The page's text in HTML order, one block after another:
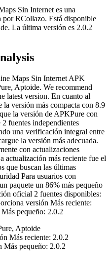
Sin Internet es una
por RCollazo. Está disponible
La última versión es 2.0.2
Maps Sin Internet APK
Aptoide. We recommend
latest version. En cuanto al
versión más compacta con 8.9
la versión de APKPure con
fuentes independientes
una verificación integral entre
la versión más adecuada.
con actualizaciones
actualización más reciente fue el
que buscan las últimas
Para usuarios con
paquete un 86% más pequeño
oficial 2 fuentes disponibles:
versión Más reciente:
pequeño: 2.0.2
Aptoide
Más reciente: 2.0.2
Más pequeño: 2.0.2